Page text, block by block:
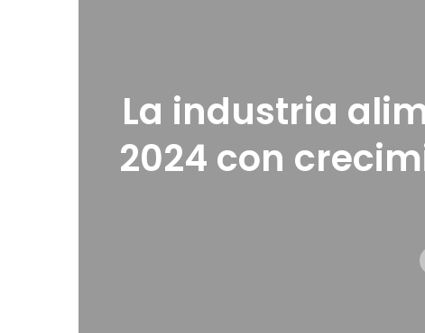
La industria
2024 con